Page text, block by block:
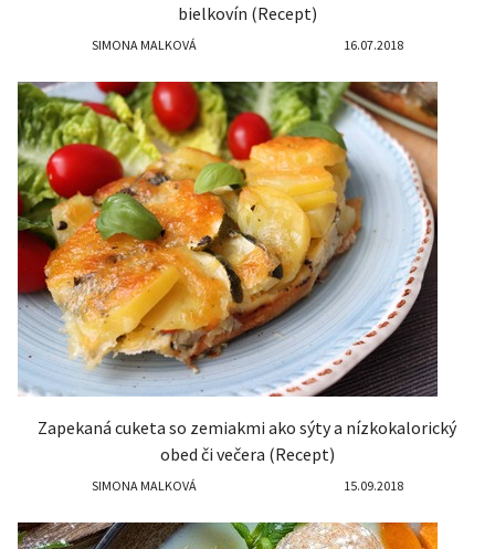
bielkovín (Recept)
SIMONA MALKOVÁ 16.07.2018
Zapekaná cuketa so zemiakmi ako sýty a nízkokalorický
obed či večera (Recept)
SIMONA MALKOVÁ 15.09.2018